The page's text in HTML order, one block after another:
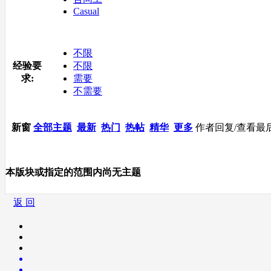
Casual
经验要
求:
不限
不限
需要
不需要
新窗 全部主题 最新 热门 热帖 精华 更多 作者回复/查看最
本版块或指定的范围内尚无主题
返 回